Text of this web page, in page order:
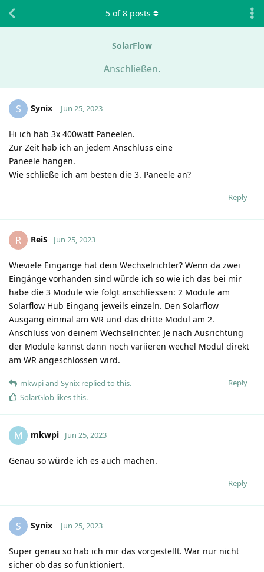
SolarFlow
Anschließen.
5 of8 posts
S Synix Jun 25, 2023
Hi ich hab 3x 400watt Paneelen.
Zur Zeit hab ich an jedem Anschluss eine
Paneele hängen.
Wie schließe ich am besten die 3. Paneele an?
Reply
R ReiS Jun 25, 2023
Wieviele Eingänge hat dein Wechselrichter? Wenn da zwei
Eingänge vorhanden sind würde ich so wie ich das bei mir
habe die 3 Module wie folgt anschliessen: 2 Module am
Solarflow Hub Eingang jeweils einzeln. Den Solarflow
Ausgang einmal am WR und das dritte Modul am 2.
Anschluss von deinem Wechselrichter. Je nach Ausrichtung
der Module kannst dann noch variieren wechel Modul direkt
am WR angeschlossen wird.
Reply
mkwpiand Synix replied to this.
SolarGlob likes this.
M mkwpi Jun 25, 2023
Genau so würde ich es auch machen.
Reply
S Synix Jun 25, 2023
Super genau so hab ich mir das vorgestellt. War nur nicht
sicher ob das so funktioniert.